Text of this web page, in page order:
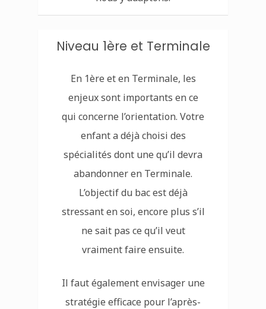
Niveau 1ère et Terminale
En 1ère et en Terminale, les
enjeux sont importants en ce
qui concerne l’orientation. Votre
enfant a déjà choisi des
spécialités dont une qu’il devra
abandonner en Terminale.
L’objectif du bac est déjà
stressant en soi, encore plus s’il
ne sait pas ce qu’il veut
vraiment faire ensuite.
Il faut également envisager une
stratégie efficace pour l’après-